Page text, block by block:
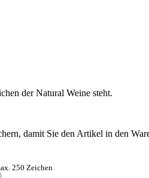
der Natural Weine steht.
damit Sie den Artikel in den
250 Zeichen